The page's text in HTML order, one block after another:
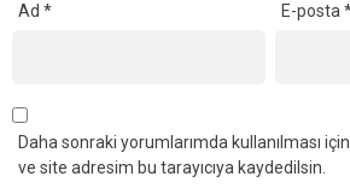
Ad * E-posta
Daha sonraki yorumlarımda kullanılması
ve site adresim bu tarayıcıya kaydedilsin.